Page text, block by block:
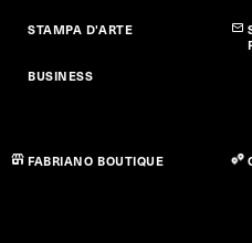
STAMPA D'ARTE
BUSINESS
FABRIANO BOUTIQUE